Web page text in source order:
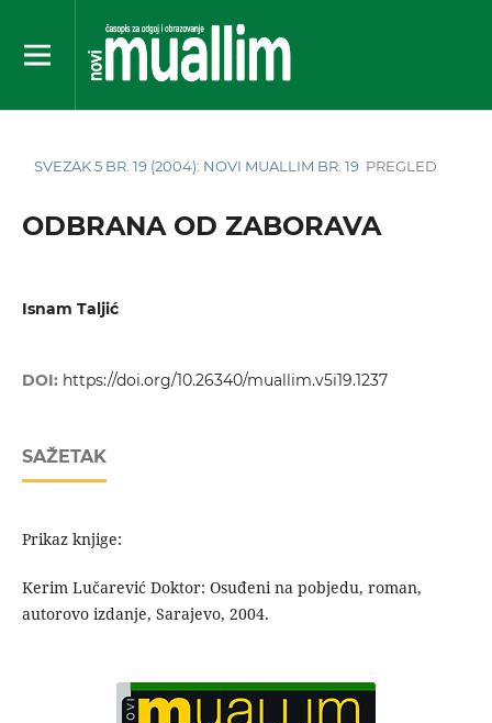
SVEZAK 5 BR. 19 (2004): NOVI MUALLIM BR. 19 PREGLED
ODBRANA OD ZABORAVA
Isnam Taljić
DOI: https://doi.org/10.26340/muallim.v5i19.1237
SAŽETAK
Prikaz knjige:
Kerim Lučarević Doktor: Osuđeni na pobjedu, roman,
autorovo izdanje, Sarajevo, 2004.